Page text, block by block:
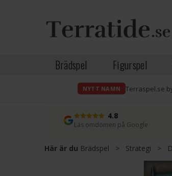
Brädspel Figurspel
NYTT NAMN Terraspel.se
4.8
Läs omdömen på Google
Här är du Brädspel > Strategi >